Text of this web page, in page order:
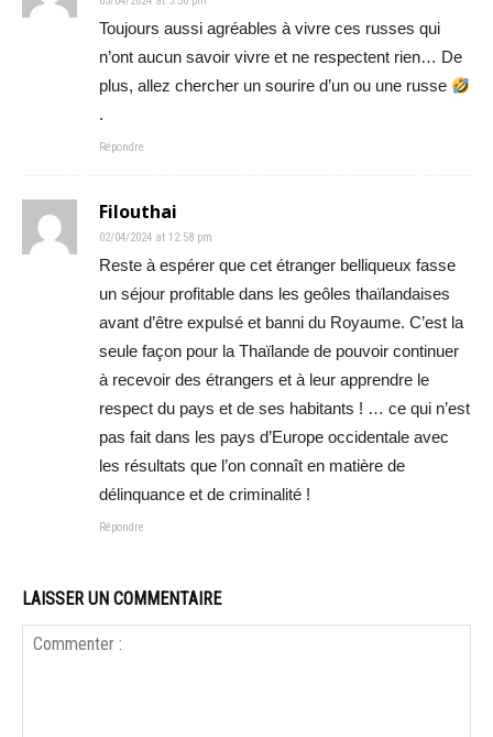
Toujours aussi agréables à vivre ces russes qui
n’ont aucun savoir vivre et ne respectent rien… De
plus, allez chercher un sourire d’un ou une russe
.
Répondre
Filouthai
02/04/2024 at 12:58 pm
Reste à espérer que cet étranger belliqueux fasse
un séjour profitable dans les geôles thaïlandaises
avant d’être expulsé et banni du Royaume. C’est la
seule façon pour la Thaïlande de pouvoir continuer
à recevoir des étrangers et à leur apprendre le
respect du pays et de ses habitants ! … ce qui n’est
pas fait dans les pays d’Europe occidentale avec
les résultats que l’on connaît en matière de
délinquance et de criminalité !
Répondre
LAISSER UN COMMENTAIRE